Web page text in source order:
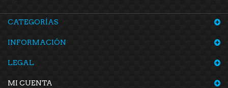
CATEGORÍAS
INFORMACIÓN
LEGAL
MI CUENTA